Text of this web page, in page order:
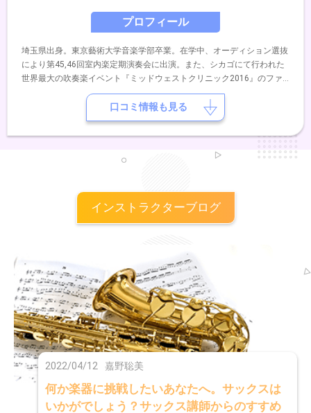
プロフィール
埼玉県出身。東京藝術大学音楽学部卒業。在学中、オーディション選抜
により第45,46回室内楽定期演奏会に出演。また、シカゴにて行われた
世界最大の吹奏楽イベント『ミッドウェストクリニック2016』のファ
イナルコンサートに出演。チューバを岩崎純、池田幸広、佐藤和彦の各
氏に、室内楽を栃本浩規、日髙剛、五十畑勉の各氏に師事。現在、国内
各地での演奏をはじめ、吹奏楽、音楽隊等の指導、指揮にあたってい
口コミ情報も見る
インストラクターブログ
2022/04/12 嘉野聡美
何か楽器に挑戦したいあなたへ。サックスは
いかがでしょう？サックス講師からのすすめ